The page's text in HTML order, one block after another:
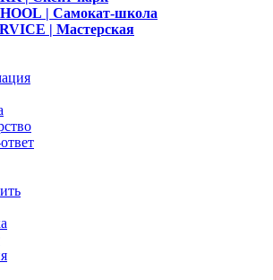
| Самокат-школа
| Мастерская